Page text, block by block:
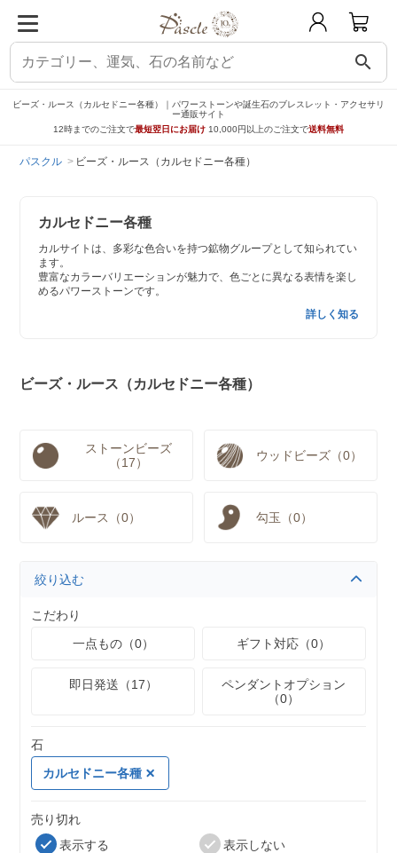
search
ビーズ・ルース（カルセドニー各種）｜パワーストーンや誕生石のブレスレット・アクセサリ
ー通販サイト
12時までのご注文で最短翌日にお届け 10,000円以上のご注文で送料無料
パスクル ビーズ・ルース（カルセドニー各種）
カルセドニー各種
カルサイトは、多彩な色合いを持つ鉱物グループとして知られてい
ます。
豊富なカラーバリエーションが魅力で、色ごとに異なる表情を楽し
めるパワーストーンです。
詳しく知る
ビーズ・ルース（カルセドニー各種）
ストーンビーズ
（17）
ウッドビーズ（0）
ルース（0） 勾玉（0）
絞り込む
こだわり
一点もの（0）
ギフト対応（0）
即日発送（17）
ペンダントオプション
（0）
石
カルセドニー各種
売り切れ
表示する
表示しない